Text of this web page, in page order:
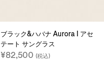
ブラック&ハバナ Aurora I アセ
テート サングラス
¥82,500 (税込)